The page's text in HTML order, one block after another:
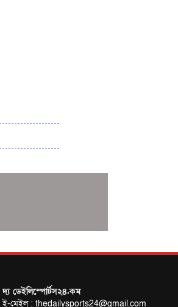
দ্য ডেইলিস্পোর্টস২৪.কম
ই-মেইল : thedailysports24@gmail.com